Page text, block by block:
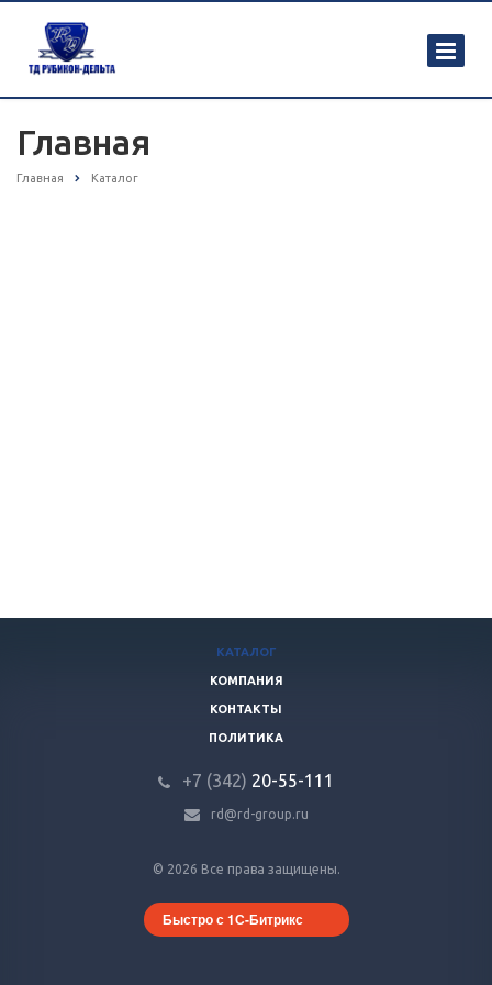
Главная
Главная Каталог
© 2026 Все права защищены.
Быстро с 1С-Битрикс
КАТАЛОГ
КОМПАНИЯ
КОНТАКТЫ
ПОЛИТИКА
+7 (342) 20-55-111
rd@rd-group.ru